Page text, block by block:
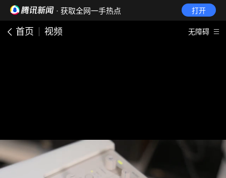
· 获取全网一手热点 打开
首页 视频 无障碍